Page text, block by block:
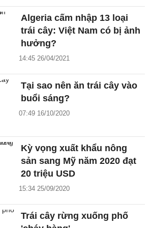
Algeria cấm nhập 13 loại
trái cây: Việt Nam có bị ảnh
hưởng?
14:45 26/04/2021
Tại sao nên ăn trái cây vào
buổi sáng?
07:49 16/10/2020
Kỳ vọng xuất khẩu nông
sản sang Mỹ năm 2020 đạt
20 triệu USD
15:34 25/09/2020
Trái cây rừng xuống phố